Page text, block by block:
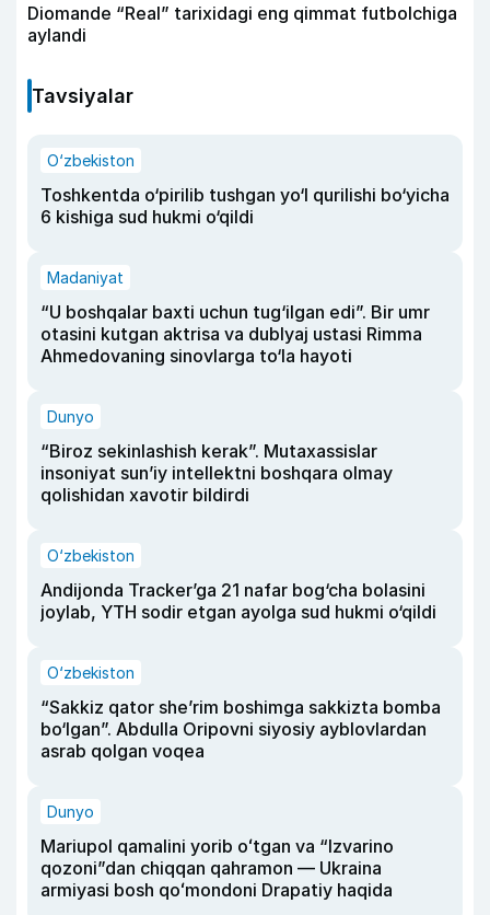
Diomande “Real” tarixidagi eng qimmat futbolchiga
aylandi
Tavsiyalar
O‘zbekiston
Toshkentda o‘pirilib tushgan yo‘l qurilishi bo‘yicha
6 kishiga sud hukmi o‘qildi
Madaniyat
“U boshqalar baxti uchun tug‘ilgan edi”. Bir umr
otasini kutgan aktrisa va dublyaj ustasi Rimma
Ahmedovaning sinovlarga to‘la hayoti
Dunyo
“Biroz sekinlashish kerak”. Mutaxassislar
insoniyat sun’iy intellektni boshqara olmay
qolishidan xavotir bildirdi
O‘zbekiston
Andijonda Tracker’ga 21 nafar bog‘cha bolasini
joylab, YTH sodir etgan ayolga sud hukmi o‘qildi
O‘zbekiston
“Sakkiz qator she’rim boshimga sakkizta bomba
bo‘lgan”. Abdulla Oripovni siyosiy ayblovlardan
asrab qolgan voqea
Dunyo
Mariupol qamalini yorib oʻtgan va “Izvarino
qozoni”dan chiqqan qahramon — Ukraina
armiyasi bosh qoʻmondoni Drapatiy haqida